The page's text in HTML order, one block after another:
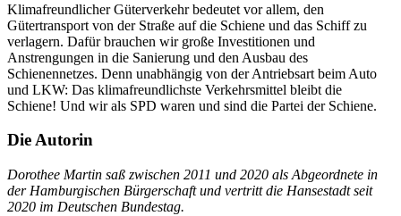
Klimafreundlicher Güterverkehr bedeutet vor allem, den
Gütertransport von der Straße auf die Schiene und das Schiff zu
verlagern. Dafür brauchen wir große Investitionen und
Anstrengungen in die Sanierung und den Ausbau des
Schienennetzes. Denn unabhängig von der Antriebsart beim Auto
und LKW: Das klimafreundlichste Verkehrsmittel bleibt die
Schiene! Und wir als SPD waren und sind die Partei der Schiene.
Die Autorin
Dorothee Martin saß zwischen 2011 und 2020 als Abgeordnete in
der Hamburgischen Bürgerschaft und vertritt die Hansestadt seit
2020 im Deutschen Bundestag.